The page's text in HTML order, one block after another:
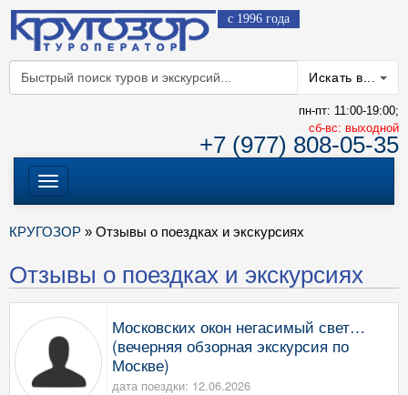
с 1996 года
Искать в...
пн-пт: 11:00-19:00;
cб-вс: выходной
+7 (977) 808-05-35
Меню
КРУГОЗОР » Отзывы о поездках и экскурсиях
Отзывы о поездках и экскурсиях
Московских окон негасимый свет…
(вечерняя обзорная экскурсия по
Москве)
дата поездки: 12.06.2026